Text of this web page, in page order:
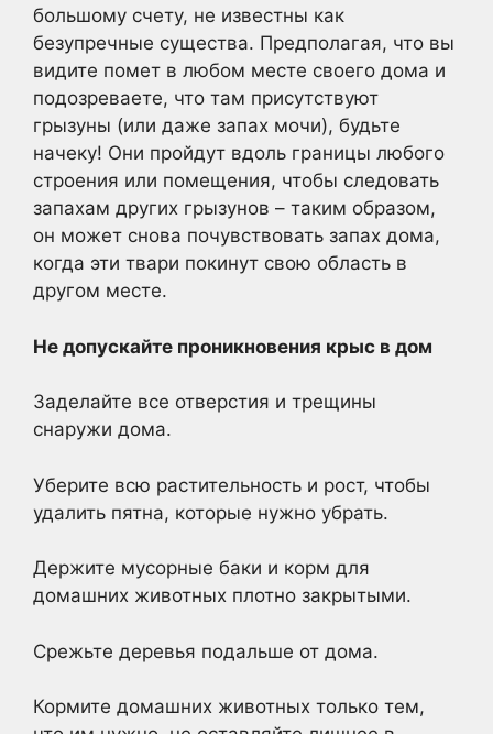
большому счету, не известны как
безупречные существа. Предполагая, что вы
видите помет в любом месте своего дома и
подозреваете, что там присутствуют
грызуны (или даже запах мочи), будьте
начеку! Они пройдут вдоль границы любого
строения или помещения, чтобы следовать
запахам других грызунов – таким образом,
он может снова почувствовать запах дома,
когда эти твари покинут свою область в
другом месте.
Не допускайте проникновения крыс в дом
Заделайте все отверстия и трещины
снаружи дома.
Уберите всю растительность и рост, чтобы
удалить пятна, которые нужно убрать.
Держите мусорные баки и корм для
домашних животных плотно закрытыми.
Срежьте деревья подальше от дома.
Кормите домашних животных только тем,